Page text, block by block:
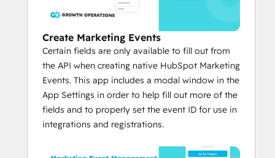
Create Marketing Events
Certain fields are only available to fill out from
the API when creating native HubSpot Marketing
Events. This app includes a modal window in the
App Settings in order to help fill out more of the
fields and to properly set the event ID for use in
integrations and registrations.